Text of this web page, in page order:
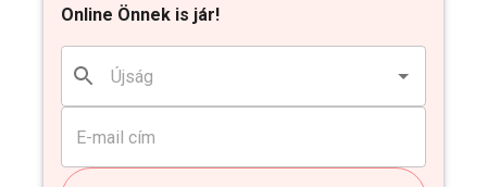
Online Önnek is jár!